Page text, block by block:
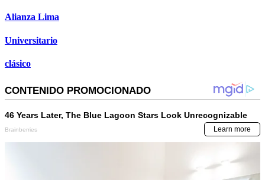
Alianza Lima
Universitario
clásico